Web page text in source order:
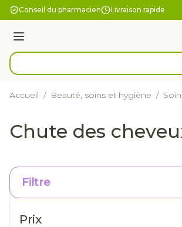
Aller au contenu
Conseil du pharmacien Livraison rapide
Menu
Rechercher
Accueil / Beauté, soins et hygiène /
Chute des
Filtre
Prix